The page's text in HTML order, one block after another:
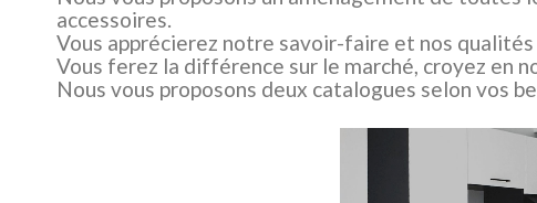
accessoires.
Vous apprécierez notre savoir-faire et nos
Vous ferez la différence sur le marché, croyez en
Nous vous proposons deux catalogues selon vos